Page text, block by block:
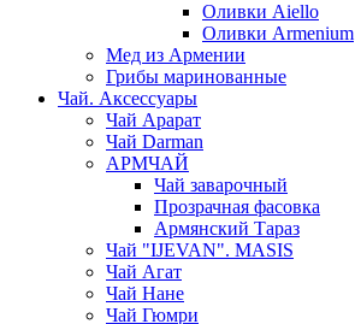
Оливки Aiello
Оливки Armenium
Мед из Армении
Грибы маринованные
Чай. Аксессуары
Чай Арарат
Чай Darman
АРМЧАЙ
Чай заварочный
Прозрачная фасовка
Армянский Тараз
Чай "IJEVAN". MASIS
Чай Агат
Чай Нане
Чай Гюмри